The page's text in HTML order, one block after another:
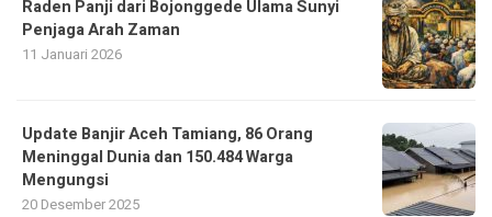
Raden Panji dari Bojonggede Ulama Sunyi
Penjaga Arah Zaman
11 Januari 2026
Update Banjir Aceh Tamiang, 86 Orang
Meninggal Dunia dan 150.484 Warga
Mengungsi
20 Desember 2025